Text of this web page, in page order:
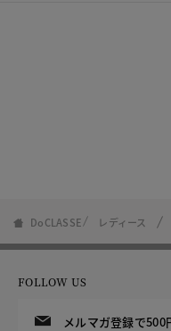
DoCLASSE レディース
FOLLOW US
メルマガ登録で500